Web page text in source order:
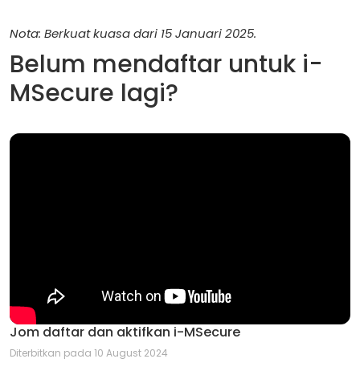
Nota: Berkuat kuasa dari 15 Januari 2025.
Belum mendaftar untuk i-
MSecure lagi?
Jom daftar dan aktifkan i-MSecure
Diterbitkan pada 10 August 2024